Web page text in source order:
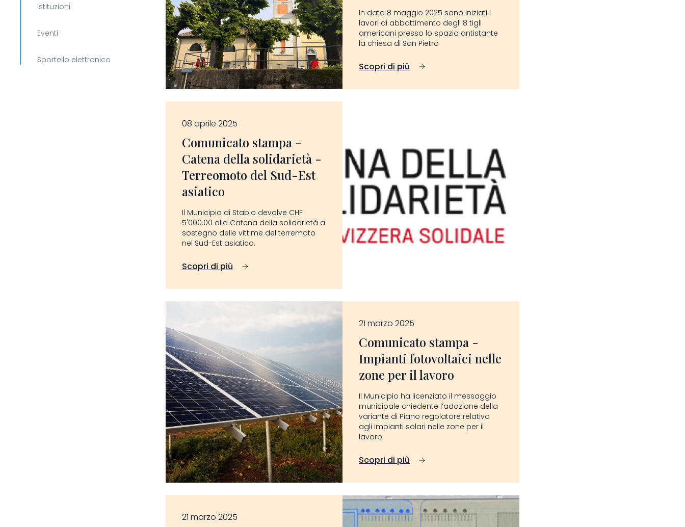
Istituzioni
Eventi
Sportello elettronico
In data 8 maggio 2025 sono iniziati i
lavori di abbattimento degli 8 tigli
americani presso lo spazio antistante
la chiesa di San Pietro
Scopri di più
08 aprile 2025
Comunicato stampa -
Catena della solidarietà -
Terreomoto del Sud-Est
asiatico
Il Municipio di Stabio devolve CHF
5'000.00 alla Catena della solidarietà a
sostegno delle vittime del terremoto
nel Sud-Est asiatico.
Scopri di più
21 marzo 2025
Comunicato stampa -
Impianti fotovoltaici nelle
zone per il lavoro
Il Municipio ha licenziato il messaggio
municipale chiedente l’adozione della
variante di Piano regolatore relativa
agli impianti solari nelle zone per il
lavoro.
Scopri di più
21 marzo 2025